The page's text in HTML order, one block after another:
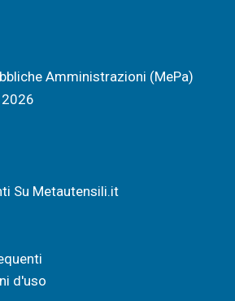
Amministrazioni (MePa)
Su Metautensili.it
d'uso